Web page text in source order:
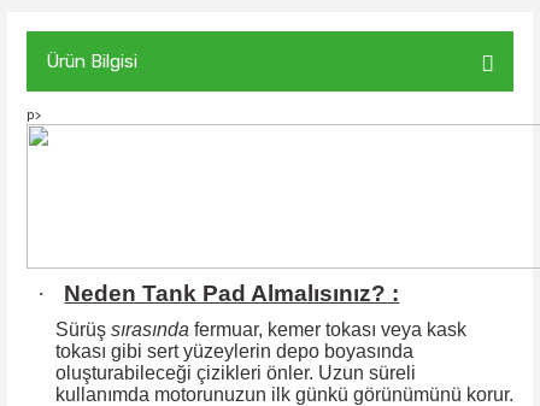
Ürün Bilgisi
p>
· Neden Tank Pad Almalısınız? :
Sürüş sırasında fermuar, kemer tokası veya kask
tokası gibi sert yüzeylerin depo boyasında
oluşturabileceği çizikleri önler. Uzun süreli
kullanımda motorunuzun ilk günkü görünümünü korur.